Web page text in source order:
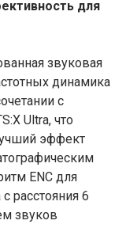
для
звуковая
динамика
с
Ultra, что
эффект
ENC для
расстояния 6
звуков